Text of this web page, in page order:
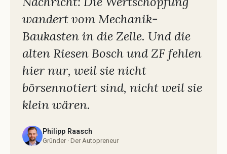
wandert vom Mechanik-
Baukasten in die Zelle. Und die
alten Riesen Bosch und ZF fehlen
hier nur, weil sie nicht
börsennotiert sind, nicht weil sie
klein wären.
Philipp Raasch
Gründer · Der Autopreneur